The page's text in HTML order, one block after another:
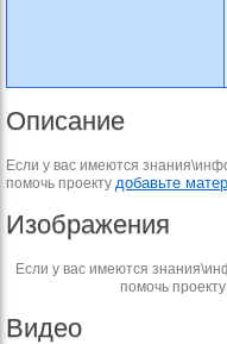
Описание
Если у вас имеются
помочь проекту добавьте
Изображения
Если у вас имеются
помочь проекту
Видео